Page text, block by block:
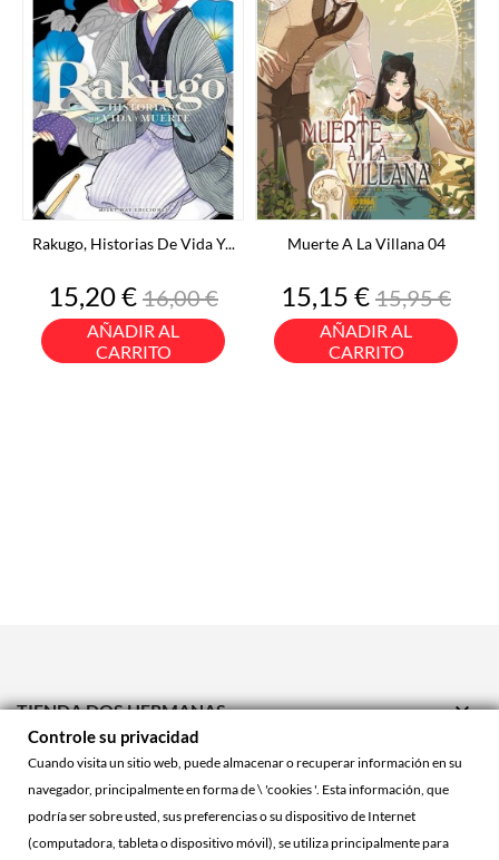
Rakugo, Historias De Vida Y...
Precio
15,20 €Precio
base
16,00 €
AÑADIR AL
CARRITO
Muerte A La Villana 04
Precio
15,15 €Precio
base
15,95 €
AÑADIR AL
CARRITO
TIENDA DOS HERMANAS 
TIENDA ONLINE 
ACCOUNT
Controle su privacidad
Cuando visita un sitio web, puede almacenar o recuperar información en su
navegador, principalmente en forma de \ 'cookies '. Esta información, que
podría ser sobre usted, sus preferencias o su dispositivo de Internet
(computadora, tableta o dispositivo móvil), se utiliza principalmente para